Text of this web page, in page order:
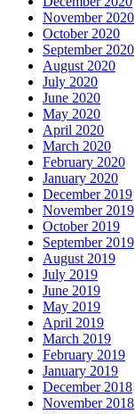
November 2020
October 2020
September 2020
August 2020
July 2020
June 2020
May 2020
April 2020
March 2020
February 2020
January 2020
December 2019
November 2019
October 2019
September 2019
August 2019
July 2019
June 2019
May 2019
April 2019
March 2019
February 2019
January 2019
December 2018
November 2018